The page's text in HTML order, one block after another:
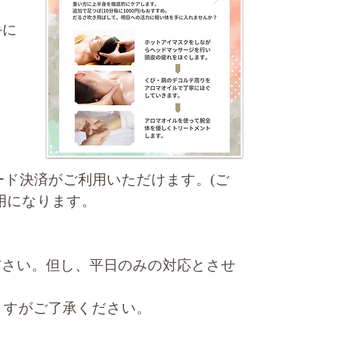
決済がご利用いただけます。(ご
なります。
い。但し、平日のみの対応とさせ
がご了承ください。